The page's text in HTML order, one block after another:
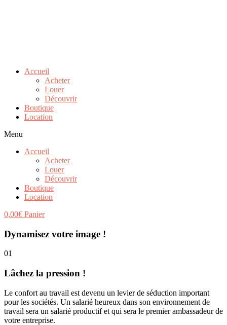
Accueil
Acheter
Louer
Découvrir
Boutique
Location
Menu
Accueil
Acheter
Louer
Découvrir
Boutique
Location
0,00€ Panier
Dynamisez votre image !
01
Lâchez la pression !
Le confort au travail est devenu un levier de séduction important
pour les sociétés. Un salarié heureux dans son environnement de
travail sera un salarié productif et qui sera le premier ambassadeur de
votre entreprise.